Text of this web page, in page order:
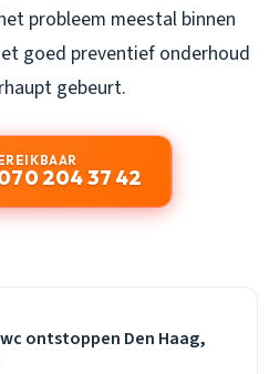
probleem meestal binnen
goed preventief onderhoud
gebeurt.
204 37 42
ontstoppen Den Haag,